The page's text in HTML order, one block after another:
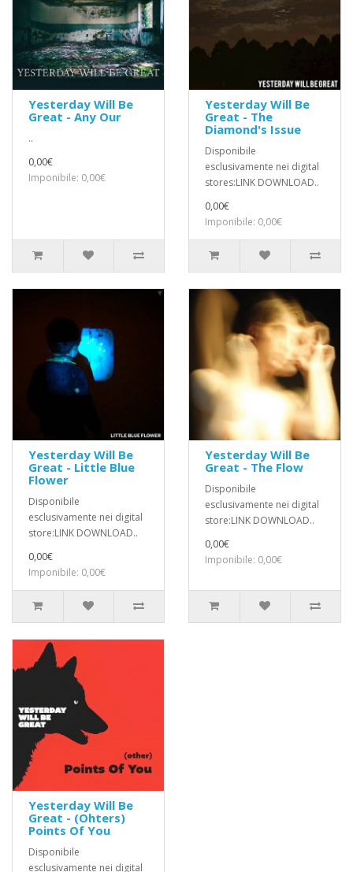
Yesterday Will Be
Great - Any Our
..
0,00€
Imponibile: 0,00€
Yesterday Will Be
Great - The
Diamond's Issue
Disponibile
esclusivamente nei digital
stores:LINK DOWNLOAD..
0,00€
Imponibile: 0,00€
Yesterday Will Be
Great - Little Blue
Flower
Disponibile
esclusivamente nei digital
store:LINK DOWNLOAD..
0,00€
Imponibile: 0,00€
Yesterday Will Be
Great - The Flow
Disponibile
esclusivamente nei digital
store:LINK DOWNLOAD..
0,00€
Imponibile: 0,00€
Yesterday Will Be
Great - (Ohters)
Points Of You
Disponibile
esclusivamente nei digital